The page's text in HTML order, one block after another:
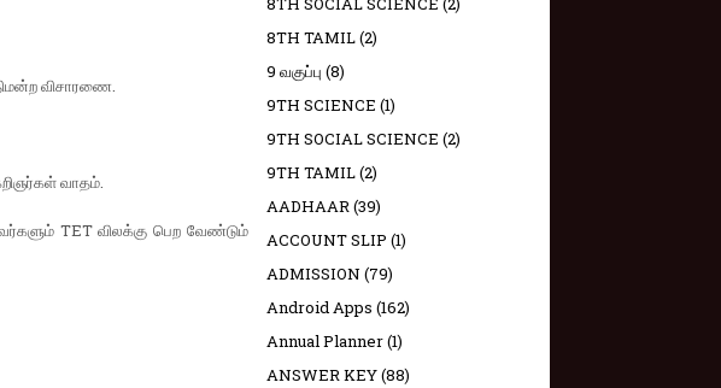
விசாரணை.
வாதம்.
TET விலக்கு பெற வேண்டும்
8TH TAMIL(2)
9 வகுப்பு (8)
9TH SCIENCE (1)
9TH SOCIAL SCIENCE (2)
9TH TAMIL(2)
AADHAAR(39)
ACCOUNT SLIP (1)
ADMISSION (79)
Android Apps (162)
Annual Planner(1)
ANSWER KEY(88)